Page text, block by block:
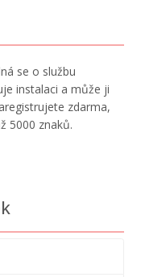
se o službu
instalaci a může ji
zdarma,
5000 znaků.